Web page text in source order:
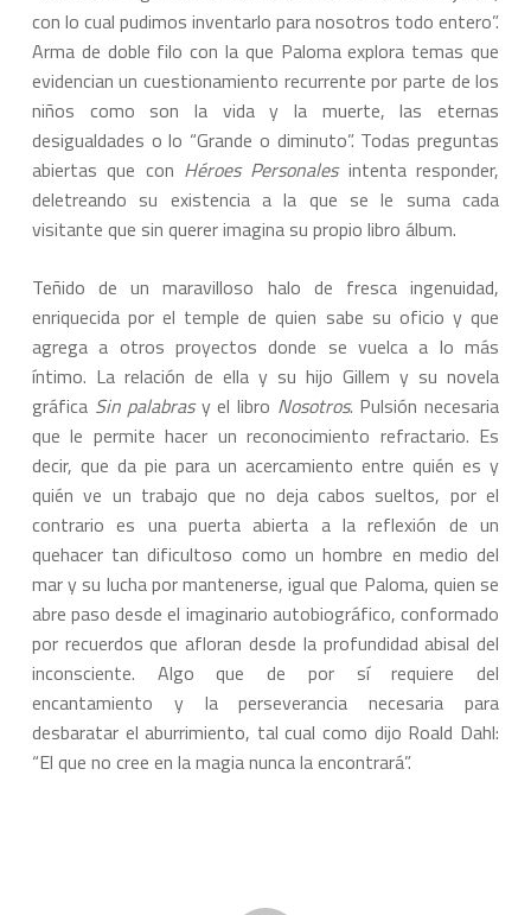
con lo cual pudimos inventarlo para nosotros todo entero”.
Arma de doble filo con la que Paloma explora temas que
evidencian un cuestionamiento recurrente por parte de los
niños como son la vida y la muerte, las eternas
desigualdades o lo “Grande o diminuto”. Todas preguntas
abiertas que con Héroes Personalesintenta responder,
deletreando su existencia a la que se le suma cada
visitante que sin querer imagina su propio libro álbum.
Teñido de un maravilloso halo de fresca ingenuidad,
enriquecida por el temple de quien sabe su oficio y que
agrega a otros proyectos donde se vuelca a lo más
íntimo. La relación de ella y su hijo Gillem y su novela
gráfica Sin palabrasy el libro Nosotros. Pulsión necesaria
que le permite hacer un reconocimiento refractario. Es
decir, que da pie para un acercamiento entre quién es y
quién ve un trabajo que no deja cabos sueltos, por el
contrario es una puerta abierta a la reflexión de un
quehacer tan dificultoso como un hombre en medio del
mar y su lucha por mantenerse, igual que Paloma, quien se
abre paso desde el imaginario autobiográfico, conformado
por recuerdos que afloran desde la profundidad abisal del
inconsciente. Algo que de por sí requiere del
encantamiento y la perseverancia necesaria para
desbaratar el aburrimiento, tal cual como dijo Roald Dahl:
“El que no cree en la magia nunca la encontrará”.